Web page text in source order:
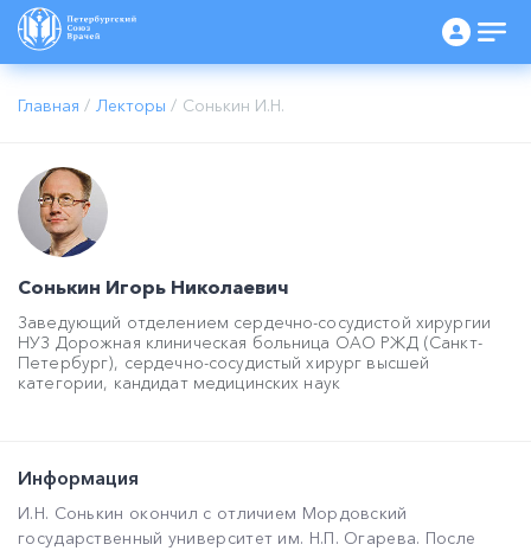
Главная / Лекторы / Сонькин И.Н.
Сонькин Игорь Николаевич
Заведующий отделением сердечно-сосудистой хирургии
НУЗ Дорожная клиническая больница ОАО РЖД (Санкт-
Петербург), сердечно-сосудистый хирург высшей
категории, кандидат медицинских наук
Информация
И.Н. Сонькин окончил с отличием Мордовский
государственный университет им. Н.П. Огарева. После